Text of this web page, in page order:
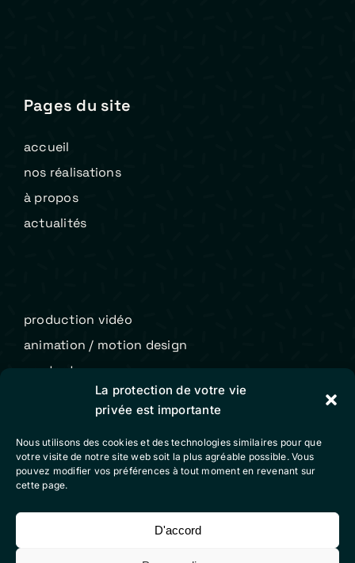
La protection de votre vie
privée est importante
Nous utilisons des cookies et des technologies similaires pour que
votre visite de notre site web soit la plus agréable possible. Vous
pouvez modifier vos préférences à tout moment en revenant sur
cette page.
D'accord
Pages du site
accueil
nos réalisations
à propos
actualités
production vidéo
animation / motion design
contact
mentions légales
conditions générales de vente